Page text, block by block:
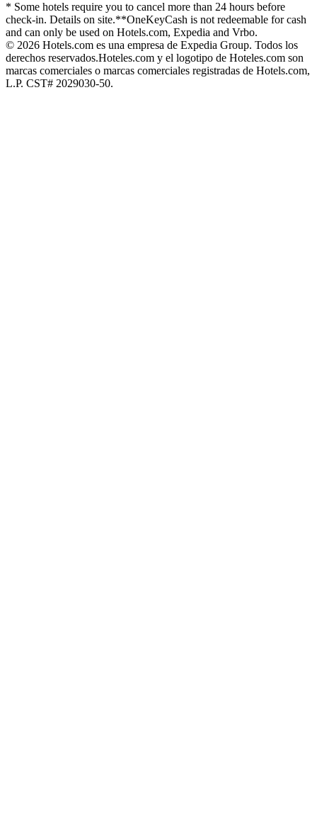
* Some hotels require you to cancel more than 24 hours before
check-in. Details on site.**OneKeyCash is not redeemable for cash
and can only be used on Hotels.com, Expedia and Vrbo.
© 2026 Hotels.com es una empresa de Expedia Group. Todos los
derechos reservados.Hoteles.com y el logotipo de Hoteles.com son
marcas comerciales o marcas comerciales registradas de Hotels.com,
L.P. CST# 2029030-50.